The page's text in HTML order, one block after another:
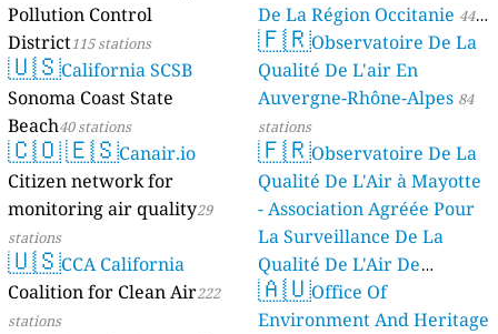
Pollution Control
District115 stations
🇺🇸California SCSB
Sonoma Coast State
Beach40 stations
🇨🇴🇪🇸Canair.io
Citizen network for
monitoring air quality29
stations
🇺🇸CCA California
Coalition for Clean Air222
stations
De La Région Occitanie 44
stations
🇫🇷Observatoire De La
Qualité De L'air En
Auvergne-Rhône-Alpes 84
stations
🇫🇷Observatoire De La
Qualité De L'Air à Mayotte
- Association Agréée Pour
La Surveillance De La
Qualité De L'Air De
Mayotte 4 stations
🇦🇺Office Of
Environment And Heritage